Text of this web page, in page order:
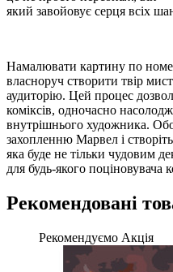
який завойовує серця всіх
Намалювати картину по
власноруч створити твір
аудиторію. Цей процес
коміксів, одночасно
внутрішнього художника.
захопленню Марвел і
яка буде не тільки чудовим
для будь-якого поціновувача
Рекомендовані
Рекомендуємо Акція